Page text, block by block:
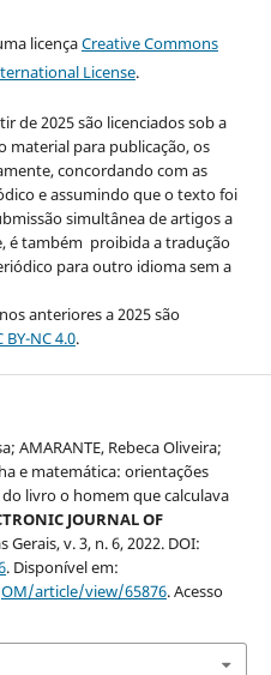
licençaCreative Commons
License.
de 2025 são licenciados sob a
material para publicação, os
concordando com as
e assumindo que o texto foi
simultânea de artigos a
é também proibida a tradução
para outro idioma sem a
anteriores a 2025 são
BY-NC 4.0.
AMARANTE, Rebeca Oliveira;
e matemática: orientações
livro o homem que calculava
JOURNAL OF
v. 3, n. 6, 2022. DOI:
. Disponível em:
article/view/65876. Acesso